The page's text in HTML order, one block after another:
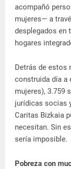
acompañó
mujeres— a
desplegados en
hogares
Detrás de estos
construida día a
mujeres), 3.759
jurídicas socias
Caritas Bizkaia
necesitan. Sin
sería imposible.
Pobreza con